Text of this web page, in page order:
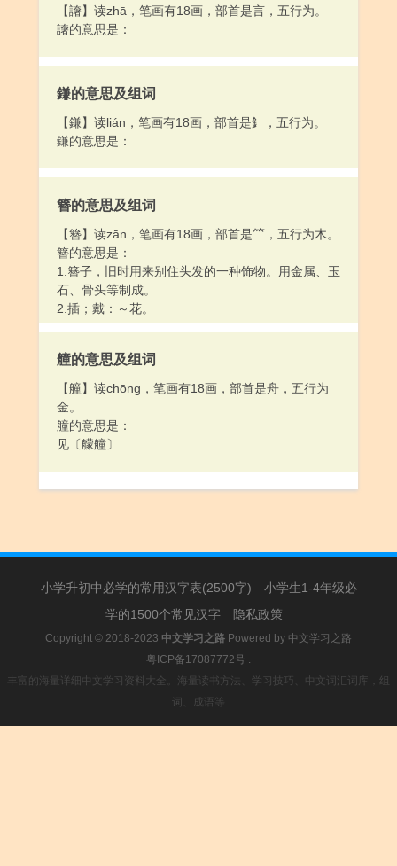
【譇】读zhā，笔画有18画，部首是言，五行为。
譇的意思是：
鎌的意思及组词
【鎌】读lián，笔画有18画，部首是釒，五行为。
鎌的意思是：
簪的意思及组词
【簪】读zān，笔画有18画，部首是⺮，五行为木。
簪的意思是：
1.簪子，旧时用来别住头发的一种饰物。用金属、玉
石、骨头等制成。
2.插；戴：～花。
艟的意思及组词
【艟】读chōng，笔画有18画，部首是舟，五行为
金。
艟的意思是：
见〔艨艟〕
小学升初中必学的常用汉字表(2500字)
小学生1-4年级必
学的1500个常见汉字
隐私政策
Copyright © 2018-2023 中文学习之路 Powered by 中文学习之路
粤ICP备17087772号 .
丰富的海量详细中文学习资料大全。海量读书方法、学习技巧、中文词汇词库，组
词、成语等